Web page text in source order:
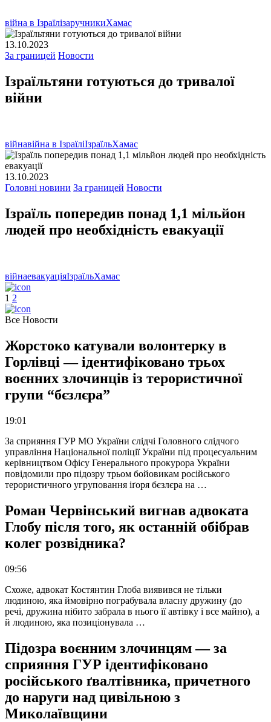
війна в ІзраїлізаручникиХамас
13.10.2023
За границей Новости
Ізраїльтяни готуються до тривалої
війни
війнавійна в ІзраїліІзраїльХамас
13.10.2023
Головні новини За границей Новости
Ізраїль попередив понад 1,1 мільйон
людей про необхідність евакуації
війнаевакуаціяІзраїльХамас
1 2
Все Новости
Жорстоко катували волонтерку в
Горлівці — ідентифіковано трьох
воєнних злочинців із терористичної
групи “бєзлєра”
19:01
За сприяння ГУР МО України слідчі Головного слідчого
управління Національної поліції України під процесуальним
керівництвом Офісу Генерального прокурора України
повідомили про підозру трьом бойовикам російського
терористичного угруповання іґоря бєзлєра на …
Роман Червінський вигнав адвоката
Глобу після того, як останній обібрав
колег розвідника?
09:56
Схоже, адвокат Костянтин Глоба виявився не тільки
людиною, яка ймовірно пограбувала власну дружину (до
речі, дружина нібито забрала в нього її автівку і все майно), а
й людиною, яка позиціонувала …
Підозра воєнним злочинцям — за
сприяння ГУР ідентифіковано
російського ґвалтівника, причетного
до наруги над цивільною з
Миколаївщини